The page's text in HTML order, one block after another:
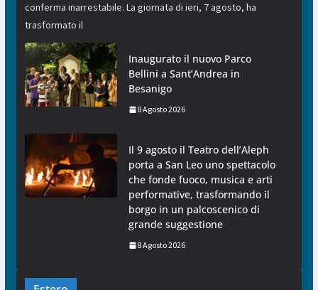
conferma inarrestabile. La giornata di ieri, 7 agosto, ha
trasformato il
Inaugurato il nuovo Parco
Bellini a Sant’Andrea in
Besanigo
8 Agosto 2026
Il 9 agosto il Teatro dell’Aleph
porta a San Leo uno spettacolo
che fonde fuoco, musica e arti
performative, trasformando il
borgo in un palcoscenico di
grande suggestione
8 Agosto 2026